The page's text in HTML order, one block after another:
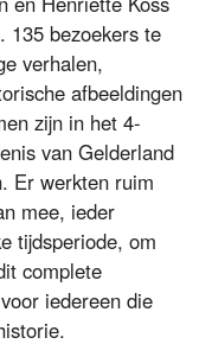
135 bezoekers te
verhalen,
afbeeldingen
zijn in het 4-
van Gelderland
Er werkten ruim
mee, ieder
tijdsperiode, om
complete
iedereen die